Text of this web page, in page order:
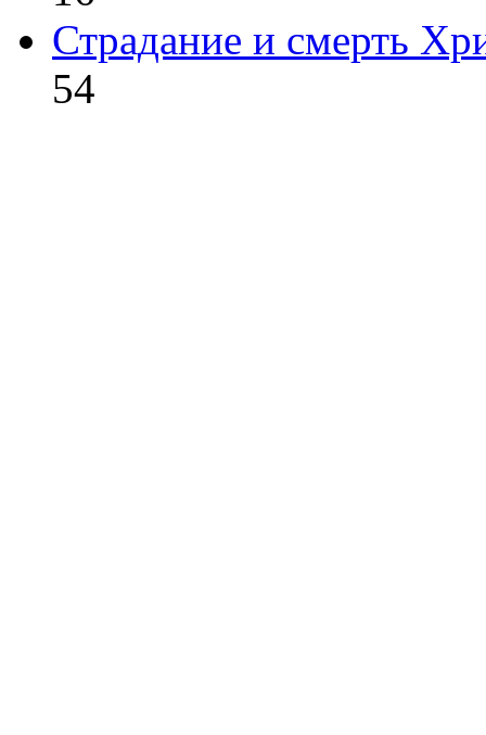
Страдание и смерть
54